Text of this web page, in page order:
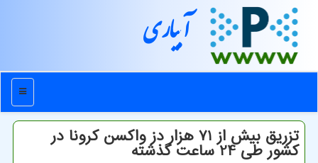
آبیاری
منو
تزریق بیش از 71 هزار دز واکسن کرونا در
کشور طی 24 ساعت گذشته